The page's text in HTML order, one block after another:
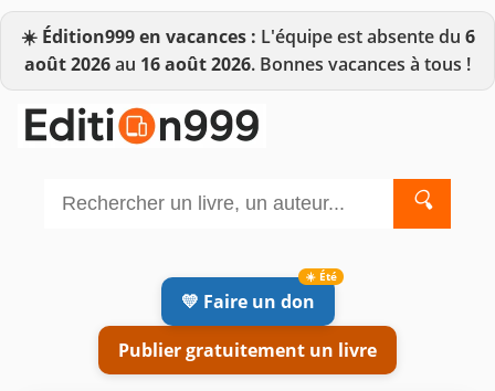
☀️ Édition999 en vacances : L'équipe est absente du 6
août 2026au 16 août 2026. Bonnes vacances à tous !
🔍
💛 Faire un don
Publier gratuitement un livre